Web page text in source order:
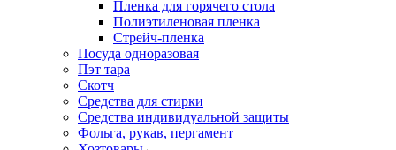
Пленка для горячего стола
Полиэтиленовая пленка
Стрейч-пленка
Посуда одноразовая
Пэт тара
Скотч
Средства для стирки
Средства индивидуальной защиты
Фольга, рукав, пергамент